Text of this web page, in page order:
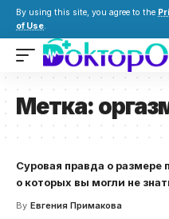
By using this site, you agree to the
of Use.
Метка:
Суровая правда о размере
о которых вы могли не
By Евгения Примакова